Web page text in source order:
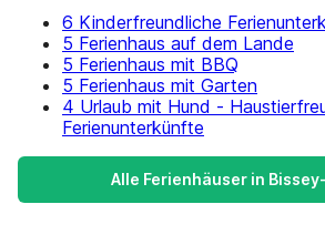
6 Kinderfreundliche
5 Ferienhaus auf dem Lande
5 Ferienhaus mit BBQ
5 Ferienhaus mit Garten
4 Urlaub mit Hund -
Ferienunterkünfte
Alle Ferienhäuser in